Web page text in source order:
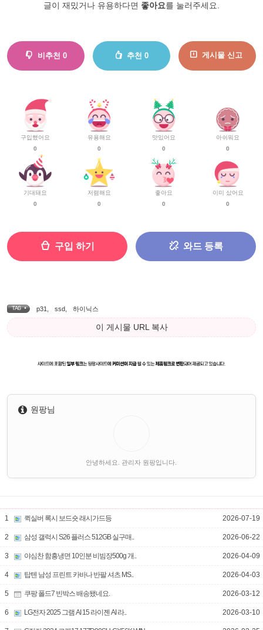
글이 재밌거나 유용하다면 좋아요를 눌러주세요.
비추천 0 추천 0 게시물 신고
구입했어요
0
기대돼요
0
유용해요
0
저렴해요
0
맛있어요
0
좋아요
0
아쉬워요
0
이미 샀어요
0
구입 하기 와드 등록
TAG • p31 ssd 하이닉스
이 게시물 URL 복사
원팡님
안녕하세요. 관리자 원팡입니다.
1 퀵실버 록시 보드숏 래시가드등 2026-07-19
2 삼성 갤럭시 S26 플러스 512GB 실구매.. 2026-06-22
3 야심찬 함흥냉면 10인분 비빔장500g 개.. 2026-04-09
4 탑텐 남성 프린트 카바나 반팔 셔츠 MS.. 2026-04-03
5 쿠팡 폴드7 빈박스 배송됐네요. 2026-03-12
6 LG전자 2025 그램 AI 15 라이젠 AI 라.. 2026-03-10